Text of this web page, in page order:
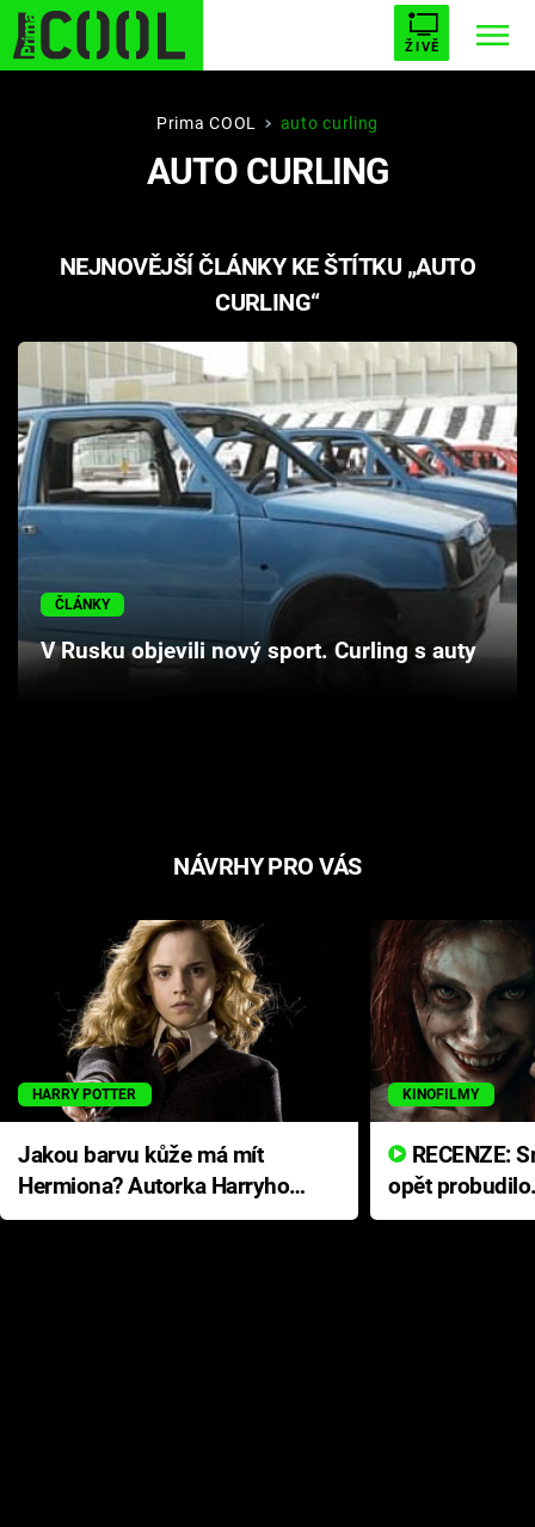
ŽIVĚ
STARHOUSE BUFFY, PŘEMOŽITELKA UPÍRŮ
PLNEJ KOTEL AVENGERS 5
Filmy
Seriály
Hry
Pořady
TV Program
Prima COOL auto curling
AUTO CURLING
NEJNOVĚJŠÍ ČLÁNKY KE ŠTÍTKU „AUTO
CURLING“
ČLÁNKY
V Rusku objevili nový sport. Curling s auty
NÁVRHY PRO VÁS
HARRY POTTER
Jakou barvu kůže má mít
Hermiona? Autorka Harryho
Pottera přišla s ráznou
KINOFILMY
opět
přichází s